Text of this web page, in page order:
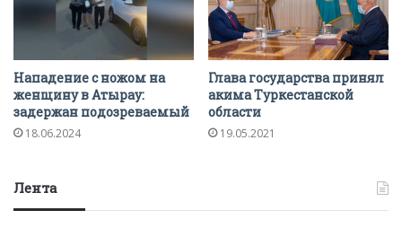
Нападение с ножом на
женщину в Атырау:
задержан подозреваемый
18.06.2024
Глава государства принял
акима Туркестанской
области
19.05.2021
Лента